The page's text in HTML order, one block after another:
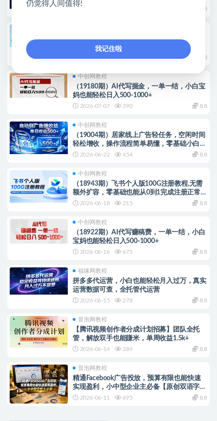
权留给自己
2026-07-17 8.8
0粉丝也可以做的头条项目！不露脸、不花
钱，靠“AI视觉赛道”也能轻松变现200+
8.8
中创网教程
（19180期）AI代写掘金，一单一结，小白宝
妈也能轻松日入500-1000+
2026-07-07 390 8.8
中创网教程
（19004期）居家线上广告轻任务，空闲时间
轻松增收，操作流程简单易懂，零基础小白也
能快速上手
2026-06-22 454 8.8
中创网教程
（18943期）飞书个人版100G注册教程,无需
额外扩容，零基础也能从0到1完成注册正常使
用。2026-06-18 215 8.8
中创网教程
（18922期）AI代写赚稿费，一单一结，小白
宝妈也能轻松日入500-1000+
2026-06-16 675 8.8
福缘网教程
拼多多代运营，小白也能轻松月入过万，真实
运营数据可查，全托管代运营
2026-06-15 278 8.8
冒泡网教程
【腾讯视频创作者分成计划招募】团队全托
管，解放双手也能賺米，单周收益1.5k+
2026-06-14 289 8.8
冒泡网教程
精通Facebook广告投放，预算有限也能快速
实现盈利，小中型企业主必备【原创双语字
幕】2026-06-11 695 8.8
仍觉得人间值得!
我记住啦